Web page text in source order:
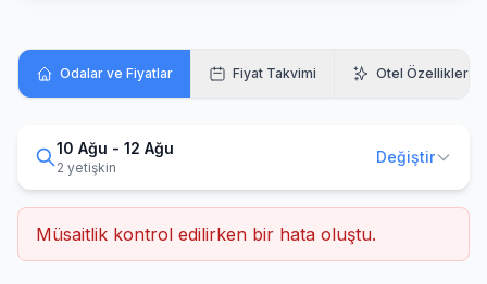
Odalar ve Fiyatlar Fiyat Takvimi Otel Özellikleri
10 Ağu - 12 Ağu
2 yetişkin
Değiştir
Müsaitlik kontrol edilirken bir hata oluştu.